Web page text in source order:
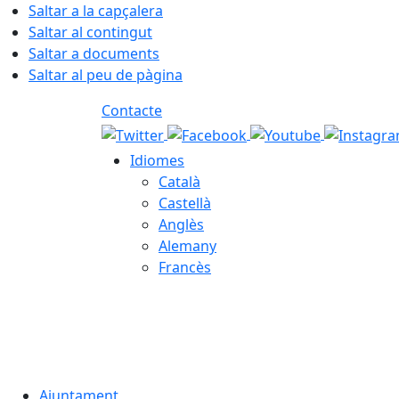
Saltar a la capçalera
Saltar al contingut
Saltar a documents
Saltar al peu de pàgina
Contacte
Idiomes
Català
Castellà
Anglès
Alemany
Francès